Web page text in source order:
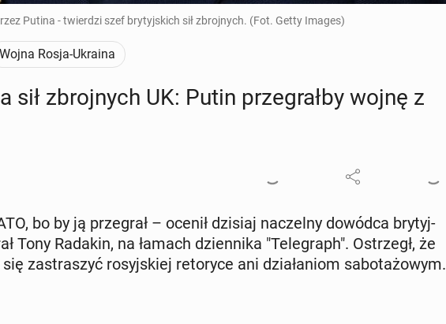
Putina - twierdzi szef brytyjskich sił zbrojnych. (Fot. Getty Images)
Wojna Rosja-Ukraina
sił zbroj­nych UK: Putin prze­grał­by wojnę z
bo by ją prze­grał – ocenił dzisiaj na­czel­ny dowódca bry­tyj­
Tony Radakin, na łamach dzien­ni­ka "Te­le­graph". Ostrzegł, że
za­stra­szyć ro­syj­skiej re­to­ry­ce ani dzia­ła­niom sa­bo­ta­żo­wym.